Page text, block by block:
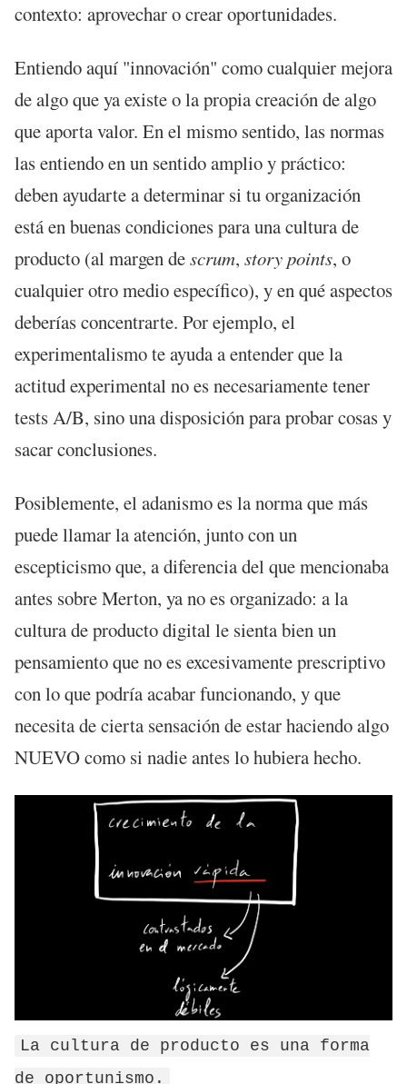
contexto: aprovechar o crear oportunidades.
Entiendo aquí "innovación" como cualquier mejora
de algo que ya existe o la propia creación de algo
que aporta valor. En el mismo sentido, las normas
las entiendo en un sentido amplio y práctico:
deben ayudarte a determinar si tu organización
está en buenas condiciones para una cultura de
producto (al margen descrum, story points, o
cualquier otro medio específico), y en qué aspectos
deberías concentrarte. Por ejemplo, el
experimentalismo te ayuda a entender que la
actitud experimental no es necesariamente tener
tests A/B, sino una disposición para probar cosas y
sacar conclusiones.
Posiblemente, el adanismo es la norma que más
puede llamar la atención, junto con un
escepticismo que, a diferencia del que mencionaba
antes sobre Merton, ya no es organizado: a la
cultura de producto digital le sienta bien un
pensamiento que no es excesivamente prescriptivo
con lo que podría acabar funcionando, y que
necesita de cierta sensación de estar haciendo algo
NUEVO como si nadie antes lo hubiera hecho.
La cultura de producto es una forma
de oportunismo.